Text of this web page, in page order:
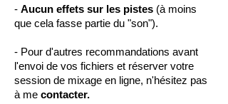
- Aucun effets sur les pistes (à moins
que cela fasse partie du "son").
- Pour d'autres recommandations avant
l'envoi de vos fichiers et réserver votre
session de mixage en ligne, n'hésitez pas
à me contacter.